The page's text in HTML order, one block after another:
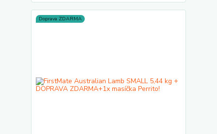
Doprava ZDARMA